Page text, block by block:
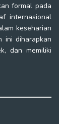
formal pada
internasional
keseharian
ini diharapkan
dan memiliki